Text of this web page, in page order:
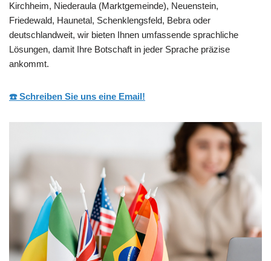
Kirchheim, Niederaula (Marktgemeinde), Neuenstein,
Friedewald, Haunetal, Schenklengsfeld, Bebra oder
deutschlandweit, wir bieten Ihnen umfassende sprachliche
Lösungen, damit Ihre Botschaft in jeder Sprache präzise
ankommt.
☎️ Schreiben Sie uns eine Email!